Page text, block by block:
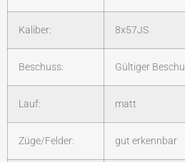
Kaliber: 8x57JS
Beschuss: Gültiger
Lauf: matt
Züge/Felder: gut erkennbar